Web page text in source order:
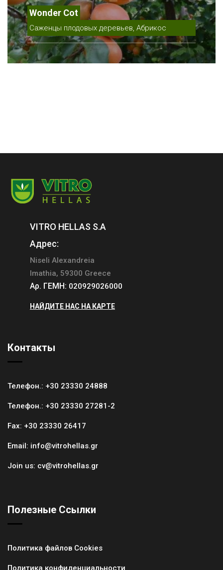
Wonder Cot
Саженцы плодовых деревьев, Абрикос
VITRO HELLAS S.A
Адрес:
Niseli Alexandreia
Imathia, 59300 Greece
Αρ. ΓΕΜΗ: 020929026000
НАЙДИТЕ НАС НА КАРТЕ
Контакты
Телефон.: +30 23330 24888
Телефон.: +30 23330 27281-2
Fax: +30 23330 26417
Email: info@vitrohellas.gr
Join us: cv@vitrohellas.gr
Полезные Ссылки
Политика файлов Cookies
Политика конфиденциальности